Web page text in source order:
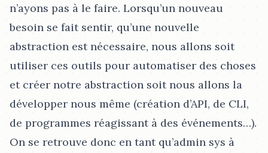
n’ayons pas à le faire. Lorsqu’un nouveau
besoin se fait sentir, qu’une nouvelle
abstraction est nécessaire, nous allons soit
utiliser ces outils pour automatiser des choses
et créer notre abstraction soit nous allons la
développer nous même (création d’API, de CLI,
de programmes réagissant à des événements…​).
On se retrouve donc en tant qu’admin sys à